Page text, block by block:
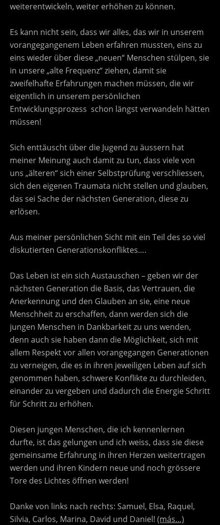
weiterentwickeln, weiter erhöhen zu können.
Es kann nicht sein, dass wir alles, das wir in unserem
vorangegangenem Leben erfahren mussten, eins zu
eins wieder über diese „neuen“ Menschen stülpen, sie
in unsere „alte Frequenz“ ziehen, damit sie
zweifelhafte Erfahrungen machen müssen, die wir
eigentlich in unserem persönlichen
Entwicklungsprozess schon längst verwandeln hätten
müssen!
Sich enttäuscht über die Jugend zu äussern hat
meiner Meinung auch damit zu tun, dass viele von
uns „älteren“ sich einer Selbstprüfung verschliessen,
sich den eigenen Traumata nicht stellen und glauben,
das sei Sache der nächsten Generation, diese zu
erlösen.
Aus meiner persönlichen Sicht mit ein Teil des so viel
diskutierten Generationskonfliktes….
Das Leben ist ein sich Austauschen – geben wir der
nächsten Generation die Basis, das Vertrauen, die
Anerkennung und den Glauben an sie, eine neue
Menschheit zu erschaffen, dann werden sich die
jungen Menschen in Dankbarkeit zu uns wenden,
denn auch sie haben dann die Möglichkeit, sich mit
allem Respekt vor allen vorangegangen Generationen
zu verneigen, die es in ihren jeweiligen Leben auf sich
genommen haben, schwere Konflikte zu durchleiden,
einander zu vergeben und dadurch die Energie Schritt
für Schritt zu erhöhen.
Diesen jungen Menschen, die ich kennenlernen
durfte, ist das gelungen und ich weiss, dass sie diese
gemeinsame Erfahrung in ihren Herzen weitertragen
werden und ihren Kindern neue und noch grössere
Tore des Lichtes öffnen werden!
Danke von links nach rechts: Samuel, Elsa, Raquel,
Silvia, Carlos, Marina, David und Daniel! (más…)